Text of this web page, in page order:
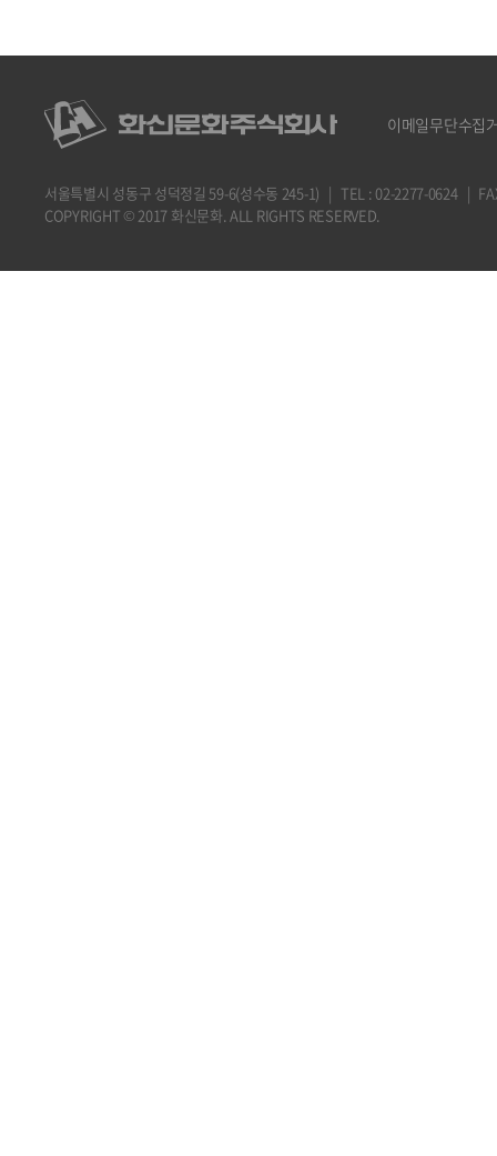
이메일무단수집
서울특별시 성동구 성덕정길 59-6(성수동 245-1) | TEL : 02-2277-0624
COPYRIGHT © 2017 화신문화. ALL RIGHTS RESERVED.